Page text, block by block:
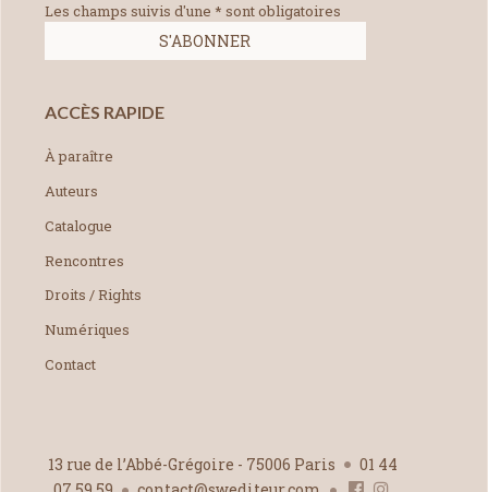
Les champs suivis d'une * sont obligatoires
ACCÈS RAPIDE
À paraître
Auteurs
Catalogue
Rencontres
Droits / Rights
Numériques
Contact
13 rue de l’Abbé-Grégoire - 75006 Paris
01 44